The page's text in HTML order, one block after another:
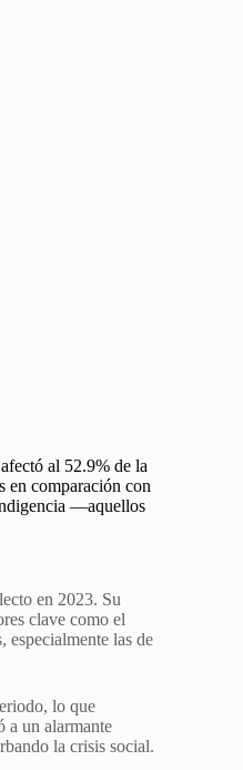
al 52.9% de la
en comparación con
—aquellos
en 2023. Su
clave como el
especialmente las de
lo que
a un alarmante
la crisis social.